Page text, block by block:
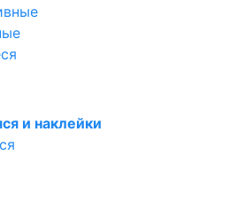
и наклейки